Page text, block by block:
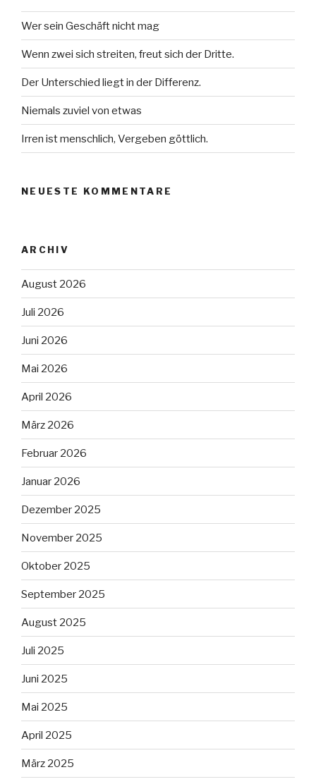
Wer sein Geschäft nicht mag
Wenn zwei sich streiten, freut sich der Dritte.
Der Unterschied liegt in der Differenz.
Niemals zuviel von etwas
Irren ist menschlich, Vergeben göttlich.
NEUESTE KOMMENTARE
ARCHIV
August 2026
Juli 2026
Juni 2026
Mai 2026
April 2026
März 2026
Februar 2026
Januar 2026
Dezember 2025
November 2025
Oktober 2025
September 2025
August 2025
Juli 2025
Juni 2025
Mai 2025
April 2025
März 2025